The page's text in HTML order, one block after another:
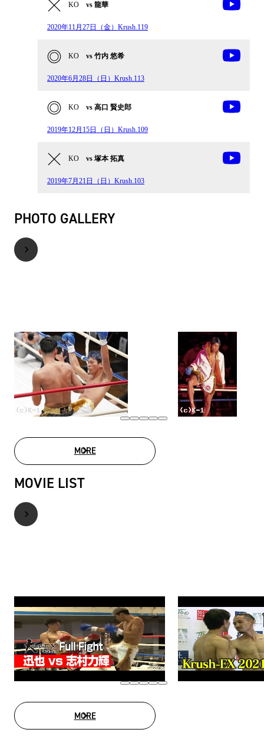
KO vs 龍華
2020年11月27日（金）Krush.119
KO vs 竹内 悠希
2020年6月28日（日）Krush.113
KO vs 高口 賢史郎
2019年12月15日（日）Krush.109
KO vs 塚本 拓真
2019年7月21日（日）Krush.103
PHOTO GALLERY
MOREPHOTO GALLERY
MOVIE LIST
MOREMOVIE LIST